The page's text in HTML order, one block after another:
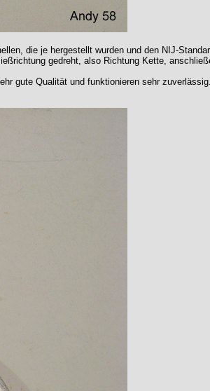
die je hergestellt wurden und den NIJ-
gedreht, also Richtung Kette,
gute Qualität und funktionieren sehr